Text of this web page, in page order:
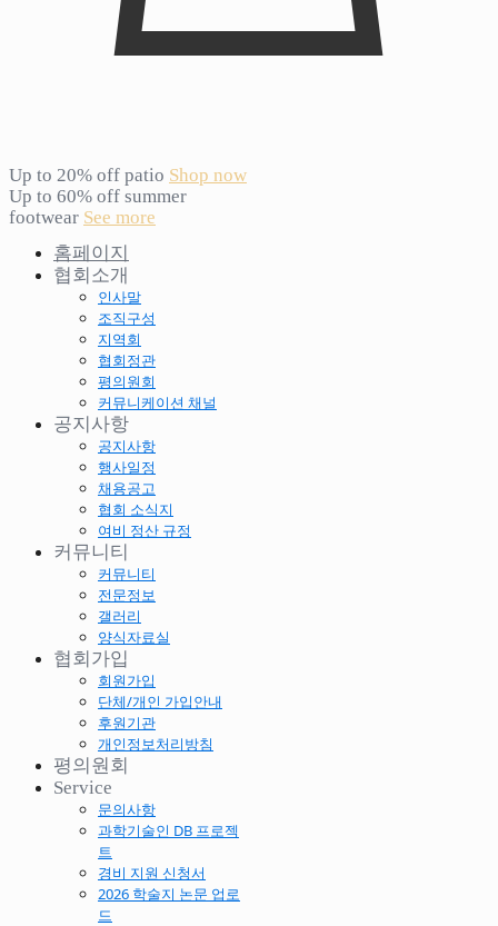
Up to 20% off patio Shop now
Up to 60% off summer
footwear See more
홈페이지
협회소개
인사말
조직구성
지역회
협회정관
평의원회
커뮤니케이션 채널
공지사항
공지사항
행사일정
채용공고
협회 소식지
여비 정산 규정
커뮤니티
커뮤니티
전문정보
갤러리
양식자료실
협회가입
회원가입
단체/개인 가입안내
후원기관
개인정보처리방침
평의원회
Service
문의사항
과학기술인 DB 프로젝
트
경비 지원 신청서
2026 학술지 논문 업로
드